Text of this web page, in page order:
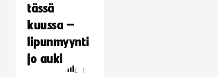
tässä
kuussa –
lipunmyynti
jo auki
L 1